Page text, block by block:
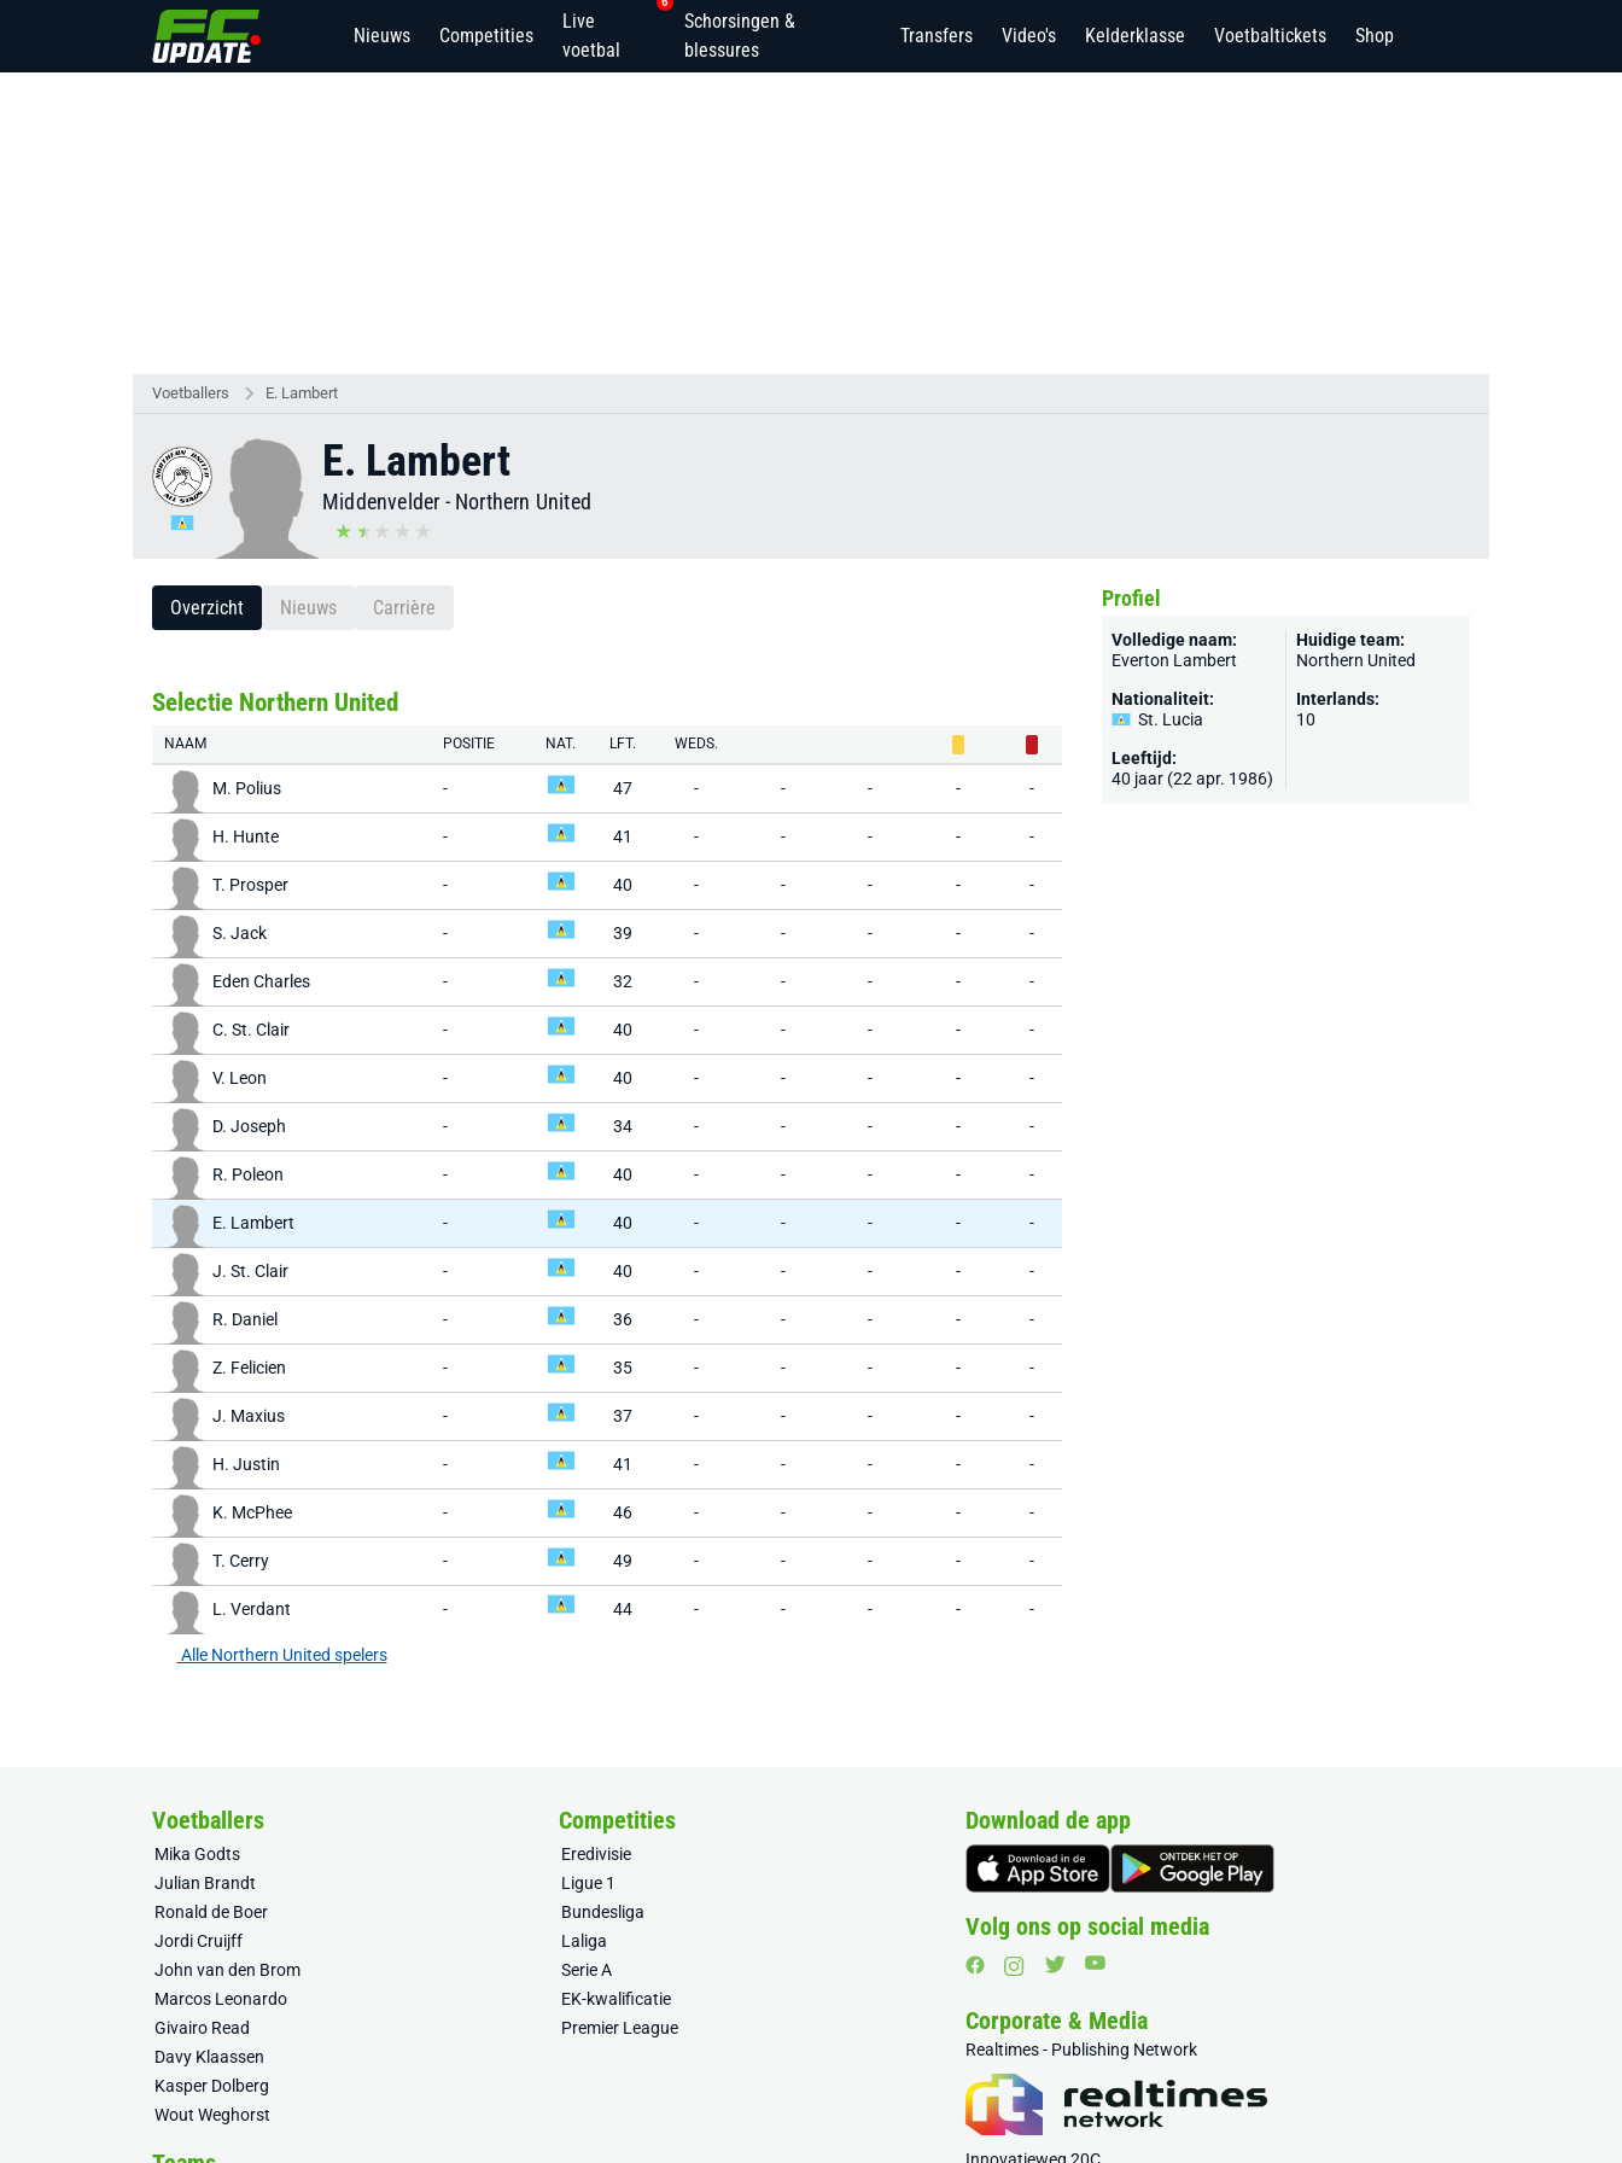
Nieuws Competities
Live
voetbal
Schorsingen &
blessures
Transfers Video's Kelderklasse Voetbaltickets Shop
Voetballers E. Lambert
E. Lambert
Middenvelder - Northern United
Overzicht Nieuws Carrière
Selectie Northern United
NAAM POSITIE NAT. LFT. WEDS.
M. Polius - 47 - - - - -
H. Hunte - 41 - - - - -
T. Prosper - 40 - - - - -
S. Jack - 39 - - - - -
Eden Charles - 32 - - - - -
C. St. Clair - 40 - - - - -
V. Leon - 40 - - - - -
D. Joseph - 34 - - - - -
R. Poleon - 40 - - - - -
E. Lambert - 40 - - - - -
J. St. Clair - 40 - - - - -
R. Daniel - 36 - - - - -
Z. Felicien - 35 - - - - -
J. Maxius - 37 - - - - -
H. Justin - 41 - - - - -
K. McPhee - 46 - - - - -
T. Cerry - 49 - - - - -
L. Verdant - 44 - - - - -
Alle Northern United spelers
Profiel
Volledige naam:
Everton Lambert
Nationaliteit:
St. Lucia
Leeftijd:
40 jaar (22 apr. 1986)
Huidige team:
Northern United
Interlands:
10
Voetballers
Mika Godts
Julian Brandt
Ronald de Boer
Jordi Cruijff
John van den Brom
Marcos Leonardo
Givairo Read
Davy Klaassen
Kasper Dolberg
Wout Weghorst
Competities
Eredivisie
Ligue 1
Bundesliga
Laliga
Serie A
EK-kwalificatie
Premier League
Download de app
Volg ons op social media
Corporate & Media
Realtimes - Publishing Network